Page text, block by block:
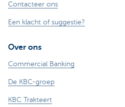
Contacteer ons
Een klacht of suggestie?
Over ons
Commercial Banking
De KBC-groep
KBC Trakteert